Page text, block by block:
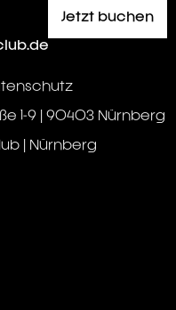
Jetzt buchen
1-9 | 90403 Nürnberg
| Nürnberg